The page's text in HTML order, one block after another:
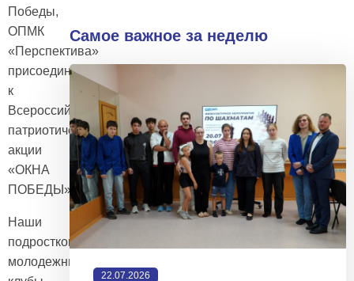
Победы,
ОПМК
«Перспектива»
присоединяется
к
Всероссийской
патриотической
акции
«ОКНА
ПОБЕДЫ»
Наши
подростково-
молодежные
Самое важное за неделю
22.07.2026